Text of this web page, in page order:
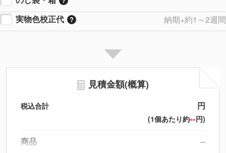
実物色校正代
納期+約1～2週間
見積金額(概算)
税込合計 円
(1個あたり約--円)
商品
--